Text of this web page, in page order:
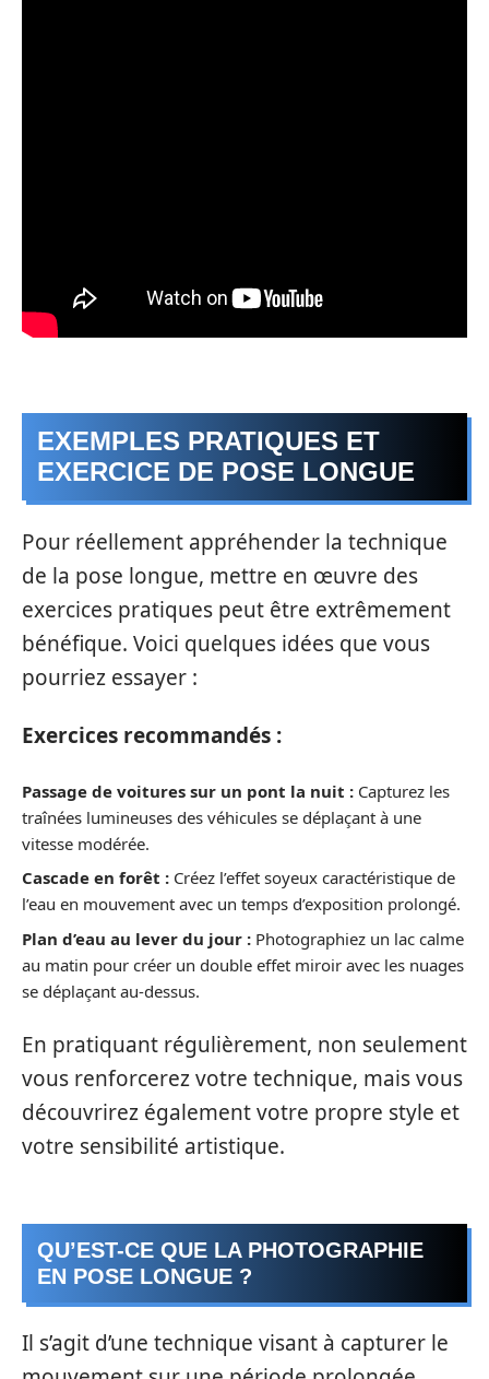
EXEMPLES PRATIQUES ET
EXERCICE DE POSE LONGUE
Pour réellement appréhender la technique
de la pose longue, mettre en œuvre des
exercices pratiques peut être extrêmement
bénéfique. Voici quelques idées que vous
pourriez essayer :
Exercices recommandés :
Passage de voitures sur un pont la nuit : Capturez les
traînées lumineuses des véhicules se déplaçant à une
vitesse modérée.
Cascade en forêt : Créez l’effet soyeux caractéristique de
l’eau en mouvement avec un temps d’exposition prolongé.
Plan d’eau au lever du jour : Photographiez un lac calme
au matin pour créer un double effet miroir avec les nuages
se déplaçant au-dessus.
En pratiquant régulièrement, non seulement
vous renforcerez votre technique, mais vous
découvrirez également votre propre style et
votre sensibilité artistique.
QU’EST-CE QUE LA PHOTOGRAPHIE
EN POSE LONGUE ?
Il s’agit d’une technique visant à capturer le